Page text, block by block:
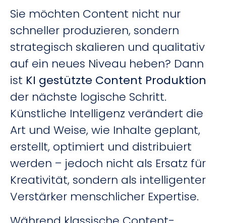
Sie möchten Content nicht nur
schneller produzieren, sondern
strategisch skalieren und qualitativ
auf ein neues Niveau heben? Dann
ist KI gestützte Content Produktion
der nächste logische Schritt.
Künstliche Intelligenz verändert die
Art und Weise, wie Inhalte geplant,
erstellt, optimiert und distribuiert
werden – jedoch nicht als Ersatz für
Kreativität, sondern als intelligenter
Verstärker menschlicher Expertise.